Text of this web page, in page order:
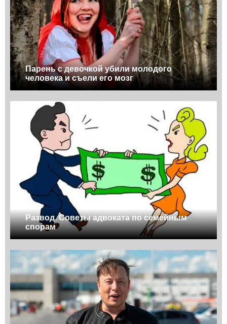
Парень с девочкой убили молодого
человека и съели его мозг
Развод. Советы адвоката по семейным
спорам